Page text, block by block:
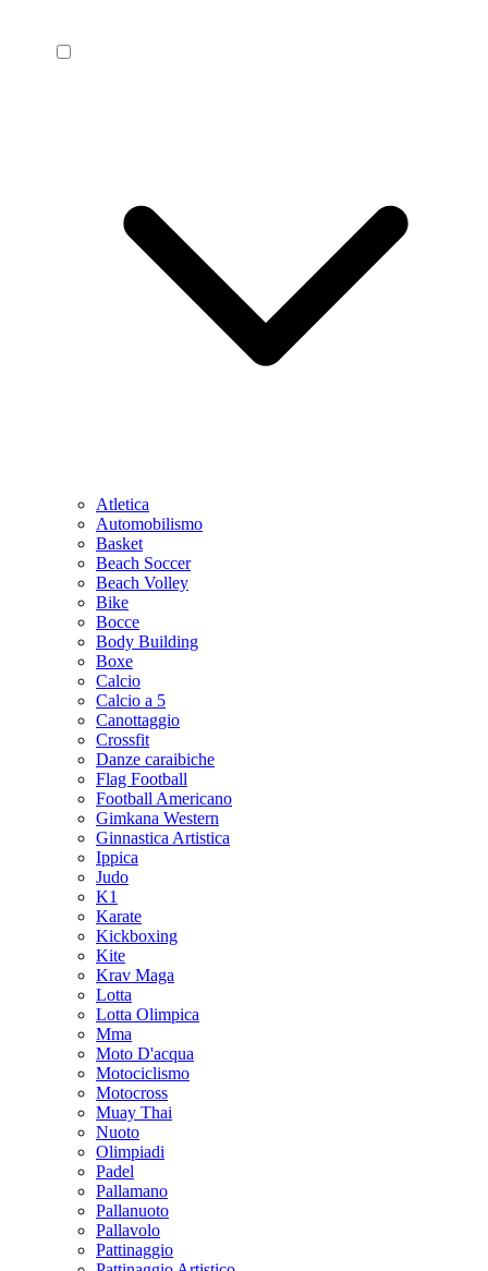
Atletica
Automobilismo
Basket
Beach Soccer
Beach Volley
Bike
Bocce
Body Building
Boxe
Calcio
Calcio a 5
Canottaggio
Crossfit
Danze caraibiche
Flag Football
Football Americano
Gimkana Western
Ginnastica Artistica
Ippica
Judo
K1
Karate
Kickboxing
Kite
Krav Maga
Lotta
Lotta Olimpica
Mma
Moto D'acqua
Motociclismo
Motocross
Muay Thai
Nuoto
Olimpiadi
Padel
Pallamano
Pallanuoto
Pallavolo
Pattinaggio